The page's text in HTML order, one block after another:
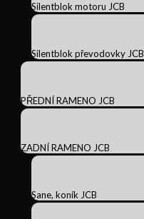
Silentblok motoru JCB
Silentblok převodovky JCB
PŘEDNÍ RAMENO JCB
ZADNÍ RAMENO JCB
Sane, koník JCB